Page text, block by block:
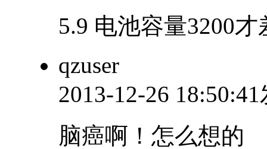
5.9 电池容量3200
qzuser
2013-12-26
脑癌啊！怎么想的